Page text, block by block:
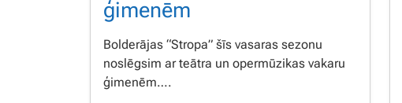
ģimenēm
Bolderājas “Stropa” šīs vasaras sezonu
noslēgsim ar teātra un opermūzikas vakaru
ģimenēm….